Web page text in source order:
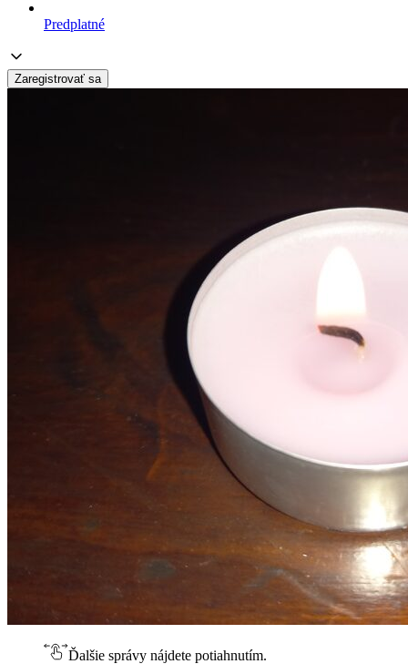
Predplatné
Zaregistrovať sa
Ďalšie správy nájdete potiahnutím.